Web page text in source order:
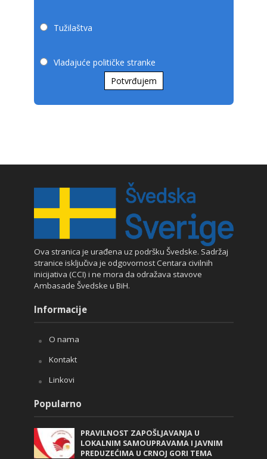
Tužilaštva
Vladajuće političke stranke
Potvrđujem
Ova stranica je urađena uz podršku Švedske. Sadržaj
stranice isključiva je odgovornost Centara civilnih
inicijativa (CCI) i ne mora da odražava stavove
Ambasade Švedske u BiH.
Informacije
O nama
Kontakt
Linkovi
Popularno
PRAVILNOST ZAPOŠLJAVANJA U
LOKALNIM SAMOUPRAVAMA I JAVNIM
PREDUZEĆIMA U CRNOJ GORI TEMA